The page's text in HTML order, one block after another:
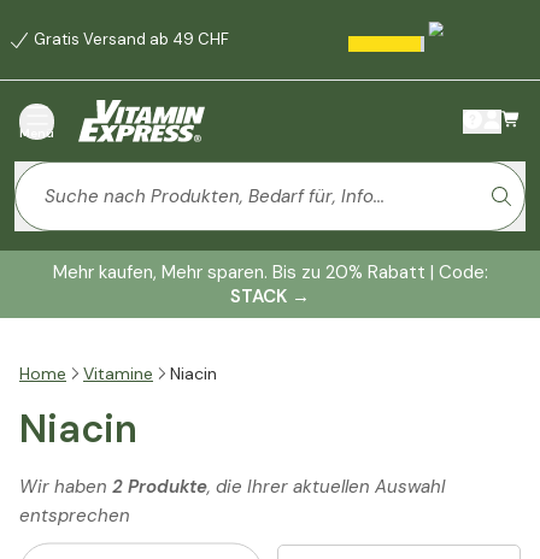
Gratis Versand ab 49 CHF
Menü
Mehr kaufen, Mehr sparen. Bis zu 20% Rabatt | Code:
STACK →
Home Vitamine Niacin
Niacin
Wir haben 2 Produkte, die Ihrer aktuellen Auswahl
entsprechen